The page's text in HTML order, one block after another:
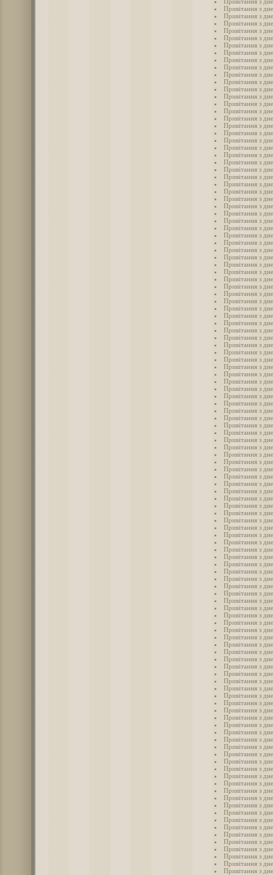
Привітання з
Привітання з
Привітання з
Привітання з
Привітання з
Привітання з
Привітання з
Привітання з
Привітання з
Привітання з
Привітання з
Привітання з
Привітання з
Привітання з
Привітання з
Привітання з
Привітання з
Привітання з
Привітання з
Привітання з
Привітання з
Привітання з
Привітання з
Привітання з
Привітання з
Привітання з
Привітання з
Привітання з
Привітання з
Привітання з
Привітання з
Привітання з
Привітання з
Привітання з
Привітання з
Привітання з
Привітання з
Привітання з
Привітання з
Привітання з
Привітання з
Привітання з
Привітання з
Привітання з
Привітання з
Привітання з
Привітання з
Привітання з
Привітання з
Привітання з
Привітання з
Привітання з
Привітання з
Привітання з
Привітання з
Привітання з
Привітання з
Привітання з
Привітання з
Привітання з
Привітання з
Привітання з
Привітання з
Привітання з
Привітання з
Привітання з
Привітання з
Привітання з
Привітання з
Привітання з
Привітання з
Привітання з
Привітання з
Привітання з
Привітання з
Привітання з
Привітання з
Привітання з
Привітання з
Привітання з
Привітання з
Привітання з
Привітання з
Привітання з
Привітання з
Привітання з
Привітання з
Привітання з
Привітання з
Привітання з
Привітання з
Привітання з
Привітання з
Привітання з
Привітання з
Привітання з
Привітання з
Привітання з
Привітання з
Привітання з
Привітання з
Привітання з
Привітання з
Привітання з
Привітання з
Привітання з
Привітання з
Привітання з
Привітання з
Привітання з
Привітання з
Привітання з
Привітання з
Привітання з
Привітання з
Привітання з
Привітання з
Привітання з
Привітання з